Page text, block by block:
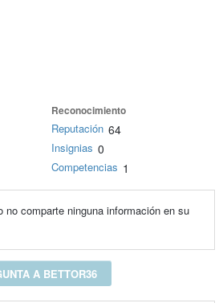
Reconocimiento
Reputación 64
Insignias 0
Competencias 1
no comparte ninguna información en su
A BETTOR36